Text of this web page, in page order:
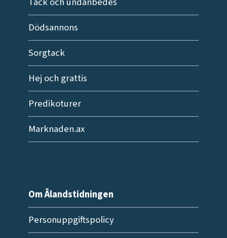
Dödsannons
Sorgtack
Hej och grattis
Predikoturer
Marknaden.ax
Om Ålandstidningen
Personuppgiftspolicy